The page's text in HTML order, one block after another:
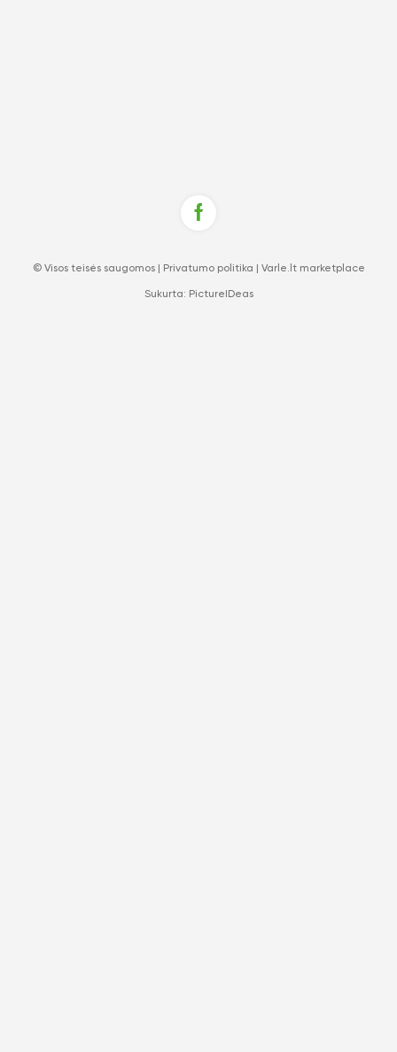
© Visos teisės saugomos | Privatumo politika Varle.lt marketplace
Sukurta: PictureIDeas